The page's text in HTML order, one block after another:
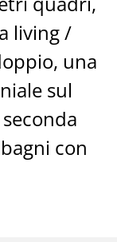
living /
una
sul
con